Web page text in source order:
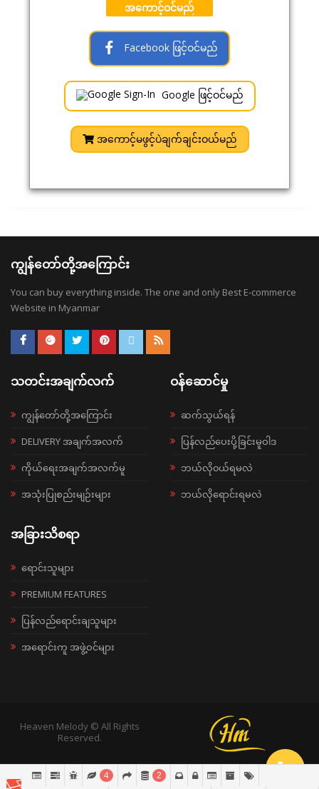
အကောင့်ဝင်မည်
Facebook ဖြင့်ဝင်မည်
Google ဖြင့်ဝင်မည်
အကောင့်မဖွင့်ပဲချက်ချင်းဝယ်မည်
ကျွန်တော်တို့အကြောင်း
You can buy everything inside. The one and only Best E-commerce
Website in Myanmar
သတင်းအချက်လက်
ကျွန်တော်တို့အကြောင်း
DELIVERY အချက်အလက်
ကိုယ်ရေးအချက်အလက်မူ
အသုံးပြုစည်းမျဉ်းများ
ဝန်ဆောင်မှု
ဆက်သွယ်ရန်
ပြန်လည်ပေးပို့ခြင်းမူဝါဒ
ဘယ်လို၀ယ်ရမလဲ
ဘယ်လိုရောင်းရမလဲ
အခြားသိစရာ
ရောင်းသူများ
PREMIUM FEATURES
ပြန်လည်ရောင်းချသူများ
အရောင်းကူ အဖွဲ့ဝင်များ
Heaven Melody © All Rights
Reserved.
4 2